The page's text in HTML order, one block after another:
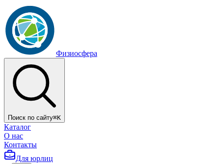
Физиосфера
Поиск по сайту⌘K
Каталог
О нас
Контакты
Для юрлиц